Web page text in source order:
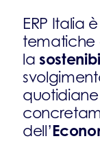
ERP Italia
tematiche
la
dell’